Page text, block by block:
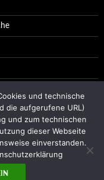
und technische
die aufgerufene URL)
und zum technischen
dieser Webseite
einverstanden.